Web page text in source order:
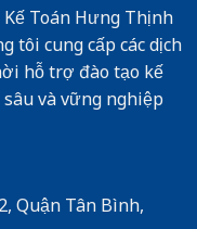
Toán Hưng Thịnh
tôi cung cấp các dịch
hỗ trợ đào tạo kế
và vững nghiệp
Quận Tân Bình,